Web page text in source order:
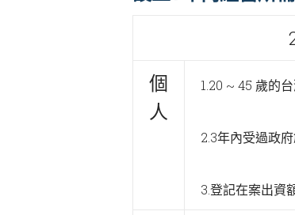
個
人
1.20 ~ 45 歲的
2.3年內受過政
3.登記在案出資